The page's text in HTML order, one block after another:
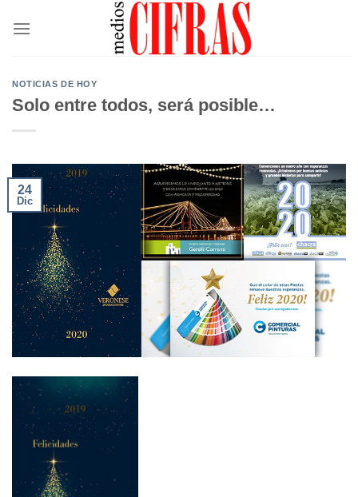
NOTICIAS DE HOY
Solo entre todos, será posible…
24
Dic